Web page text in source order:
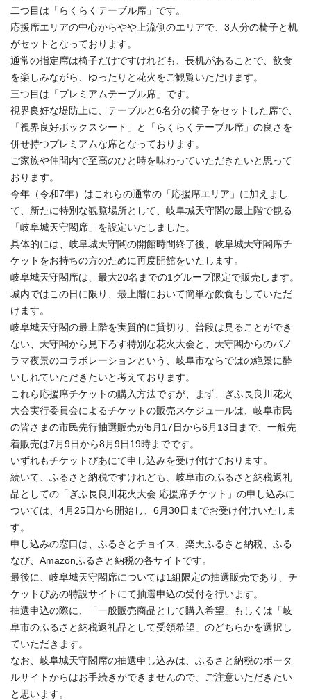
二つ目は「らくらくテーブル席」です。
応援席エリアの中心からやや上流側のエリアで、3人分の椅子と机
がセットとなっております。
通常の指定席は椅子だけですけれども、長机があることで、飲食
を楽しみながら、ゆったりと花火をご観覧いただけます。
三つ目は「プレミアムテーブル席」です。
視界良好な堤防上に、テーブルと6名分の椅子をセットした席で、
「視界良好ボックスシート」と「らくらくテーブル席」の良さを
併せ持つプレミアムな席となっております。
ご家族や仲間内で至高のひと時を味わっていただきたいと思って
おります。
今年（令和7年）はこれらの通常の「応援席エリア」に加えまし
て、新たに特別な観覧場所として、岐阜城天守閣の最上階で観る
「岐阜城天守閣席」を設定いたしました。
具体的には、岐阜城天守閣の開館時間終了後、岐阜城天守閣席チ
ケットをお持ちの方のために再度開館をいたします。
岐阜城天守閣席は、最大20名までの1グループ限定で販売します。
城内ではこの日に限り、最上階において簡単な飲食もしていただ
けます。
岐阜城天守閣の最上階を実質的に貸切り、普段は見ることができ
ない、天守閣から見下ろす特別な花火大会と、天守閣からのパノ
ラマ夜景のコラボレーションという、岐阜市ならではの絶景に酔
いしれていただきたいと考えております。
これら応援席チケットの購入方法ですが、まず、ぎふ長良川花火
大会実行委員会によるチケットの販売スケジュールは、岐阜市民
の皆さまの市民先行抽選販売が5月17日から6月13日まで、一般先
着販売は7月9日から8月9日19時までです。
いずれもチケットぴあにて申し込みを受け付けております。
続いて、ふるさと納税ですけれども、岐阜市のふるさと納税返礼
品としての「ぎふ長良川花火大会 応援席チケット」の申し込みに
ついては、4月25日から開始し、6月30日までお受け付けいたしま
す。
申し込みの窓口は、ふるさとチョイス、楽天ふるさと納税、ふる
なび、Amazonふるさと納税の各サイトです。
最後に、岐阜城天守閣席については1組限定の抽選販売であり、チ
ケットぴあの特設サイトにて抽選申込の受付を行います。
抽選申込の際に、「一般販売商品として購入希望」もしくは「岐
阜市のふるさと納税返礼品として受領希望」のどちらかを選択し
ていただきます。
なお、岐阜城天守閣席の抽選申し込みは、ふるさと納税のポータ
ルサイトからはお手続きができませんので、ご注意いただきたい
と思います。